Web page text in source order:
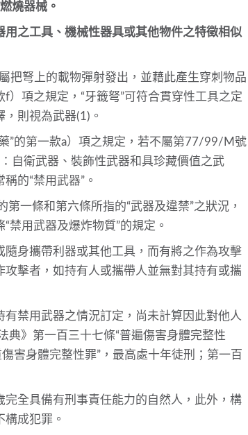
燒器械。
之工具、機械性器具或其他物件之特徵相似
把弩上的載物彈射發出，並藉此產生穿刺物品
項之規定，“牙籤弩”可符合貫穿性工具之定
則視為武器(1)。
”的第一款a）項之規定，若不屬第77/99/M號
自衛武器、裝飾性武器和具珍藏價值之武
的“禁用武器”。
一條和第六條所指的“武器及違禁”之狀況，
禁用武器及爆炸物質”的規定。
身攜帶利器或其他工具，而有將之作為攻擊
擊者，如持有人或攜帶人並無對其持有或攜
禁用武器之情況訂定，尚未計算因此對他人
典》第一百三十七條“普遍傷害身體完整性
害身體完整性罪”，最高處十年徒刑；第一百
全具備有刑事責任能力的自然人，此外，構
成犯罪。